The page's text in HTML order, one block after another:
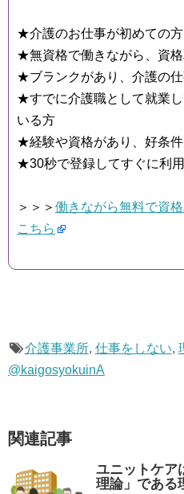
★介護のお仕事が初めての方
★無資格で働きながら、資
★ブランクがあり、介護の
★すでに介護職として就業
いる方
★経験や資格があり、好条
★30秒で登録してすぐに利
＞＞＞ 働きながら無料で資
こちら
介護事業所, 仕事をしない,
@kaigosyokuinA
関連記事
ユニットケア
理論」である